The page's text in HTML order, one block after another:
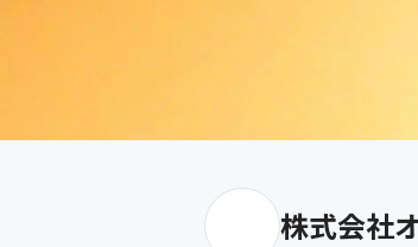
株式会社